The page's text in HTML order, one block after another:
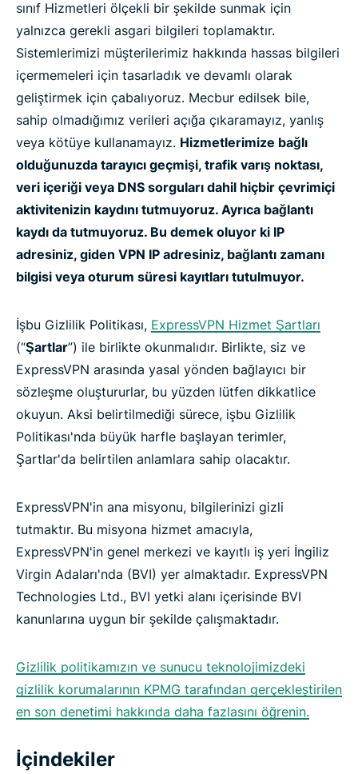
sınıf Hizmetleri ölçekli bir şekilde sunmak için
yalnızca gerekli asgari bilgileri toplamaktır.
Sistemlerimizi müşterilerimiz hakkında hassas bilgileri
içermemeleri için tasarladık ve devamlı olarak
geliştirmek için çabalıyoruz. Mecbur edilsek bile,
sahip olmadığımız verileri açığa çıkaramayız, yanlış
veya kötüye kullanamayız. Hizmetlerimize bağlı
olduğunuzda tarayıcı geçmişi, trafik varış noktası,
veri içeriği veya DNS sorguları dahil hiçbir çevrimiçi
aktivitenizin kaydını tutmuyoruz. Ayrıca bağlantı
kaydı da tutmuyoruz. Bu demek oluyor ki IP
adresiniz, giden VPN IP adresiniz, bağlantı zamanı
bilgisi veya oturum süresi kayıtları tutulmuyor.
İşbu Gizlilik Politikası, ExpressVPN Hizmet Şartları
(“Şartlar”) ile birlikte okunmalıdır. Birlikte, siz ve
ExpressVPN arasında yasal yönden bağlayıcı bir
sözleşme oluştururlar, bu yüzden lütfen dikkatlice
okuyun. Aksi belirtilmediği sürece, işbu Gizlilik
Politikası'nda büyük harfle başlayan terimler,
Şartlar'da belirtilen anlamlara sahip olacaktır.
ExpressVPN'in ana misyonu, bilgilerinizi gizli
tutmaktır. Bu misyona hizmet amacıyla,
ExpressVPN'in genel merkezi ve kayıtlı iş yeri İngiliz
Virgin Adaları'nda (BVI) yer almaktadır. ExpressVPN
Technologies Ltd., BVI yetki alanı içerisinde BVI
kanunlarına uygun bir şekilde çalışmaktadır.
Gizlilik politikamızın ve sunucu teknolojimizdeki
gizlilik korumalarının KPMG tarafından gerçekleştirilen
en son denetimi hakkında daha fazlasını öğrenin.
İçindekiler